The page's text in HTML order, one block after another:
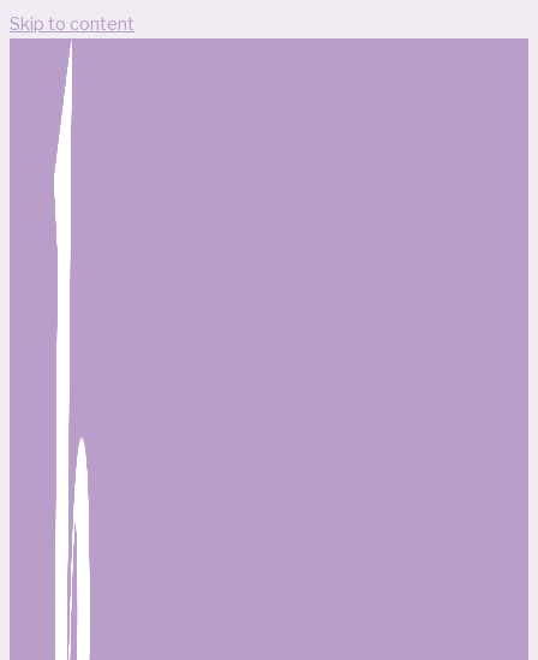
Skip to content